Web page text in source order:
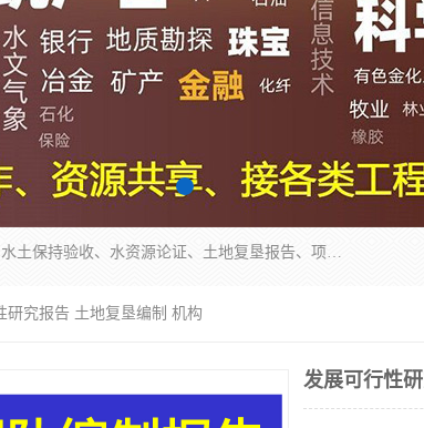
公司主营业务有地质灾害评估报告、节能评估报告、水土保持验收、水资源论证、土地复垦报告、项目可行性研究报告等。是经国家工商总局批准，在法律、法规、决定规定禁止的不得经营；法律、法规、决定规定应当许可（审批）的，经审批机关批准后凭许可（审批）文件经营;法律、法规，市场主体自主选择经营。
研究报告 土地复垦编制 机构
发展可行性